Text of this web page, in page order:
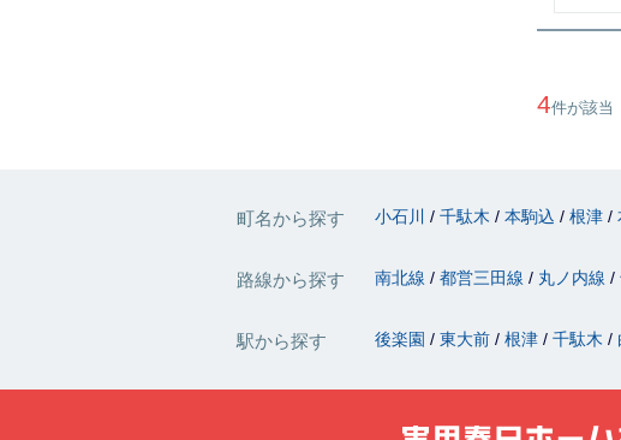
4件が該当
町名から探す 小石川 千駄木 本駒込 根津
路線から探す 南北線 都営三田線 丸ノ内線
駅から探す 後楽園 東大前 根津 千駄木